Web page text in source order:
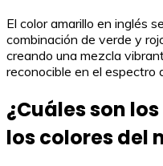
El color amarillo en inglés
combinación de verde y
creando una mezcla
reconocible en el espectro
¿Cuáles son
los colores del